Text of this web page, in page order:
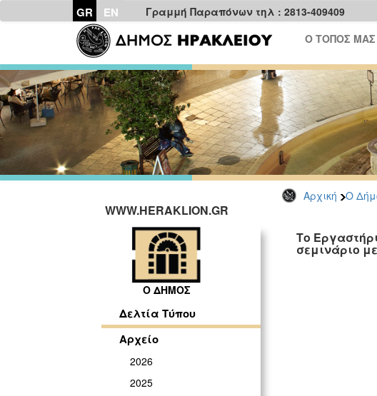
GR EN Γραμμή Παραπόνων τηλ : 2813-409409
Ο ΤΟΠΟΣ ΜΑΣ
Αρχική Ο
WWW.HERAKLION.GR
Ο ΔΗΜΟΣ
Δελτία Τύπου
Αρχείο
2026
2025
Το
σεμινάριο